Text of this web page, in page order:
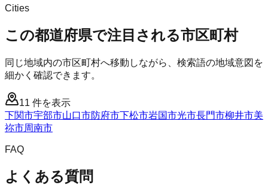
Cities
この都道府県で注目される市区町村
同じ地域内の市区町村へ移動しながら、検索語の地域意図を
細かく確認できます。
11 件を表示
下関市宇部市山口市防府市下松市岩国市光市長門市柳井市美
祢市周南市
FAQ
よくある質問